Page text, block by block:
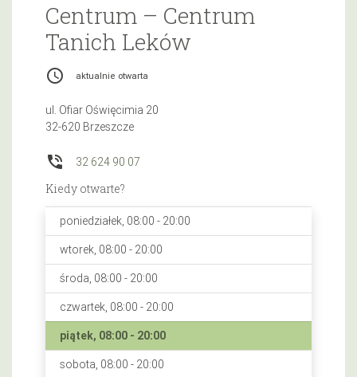
Centrum – Centrum
Tanich Leków
access_time aktualnie otwarta
ul. Ofiar Oświęcimia 20
32-620 Brzeszcze
phone_in_talk 32 624 90 07
Kiedy otwarte?
poniedziałek, 08:00 - 20:00
wtorek, 08:00 - 20:00
środa, 08:00 - 20:00
czwartek, 08:00 - 20:00
piątek, 08:00 - 20:00
sobota, 08:00 - 20:00